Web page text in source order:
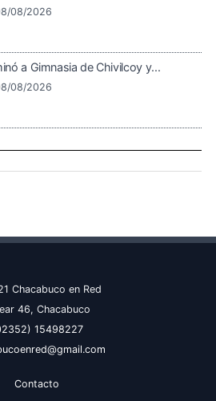
08/2026
a Gimnasia de Chivilcoy y...
08/2026
Chacabuco en Red
46, Chacabuco
15498227
Contacto